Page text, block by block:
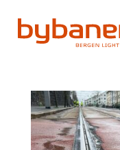
content